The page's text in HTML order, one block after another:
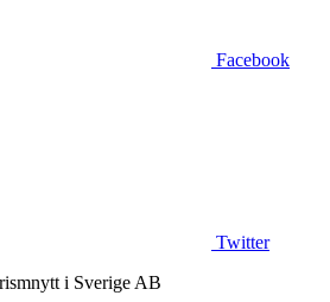
Facebook
Twitter
i Sverige AB